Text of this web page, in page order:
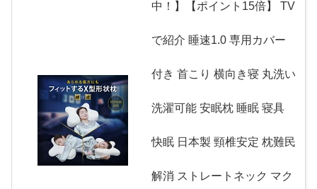
中！】【ポイント15倍】 TV
で紹介 睡速1.0 専用カバー
付き 首こり 横向き寝 丸洗い
洗濯可能 安眠枕 睡眠 寝具
快眠 日本製 頸椎安定 枕難民
解消 ストレートネック マク